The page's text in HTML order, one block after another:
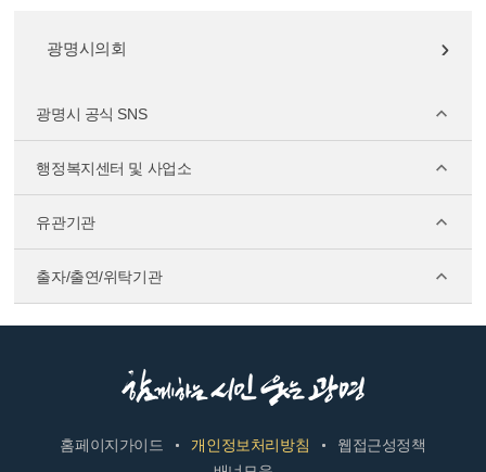
광명시의회
광명시 공식 SNS
행정복지센터 및 사업소
유관기관
출자/출연/위탁기관
홈페이지가이드 개인정보처리방침
웹접근성정책